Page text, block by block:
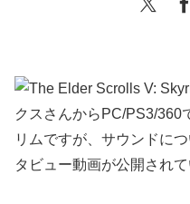
クスさんからPC/PS3/360
リムですが、サウンドに
タビュー動画が公開されて